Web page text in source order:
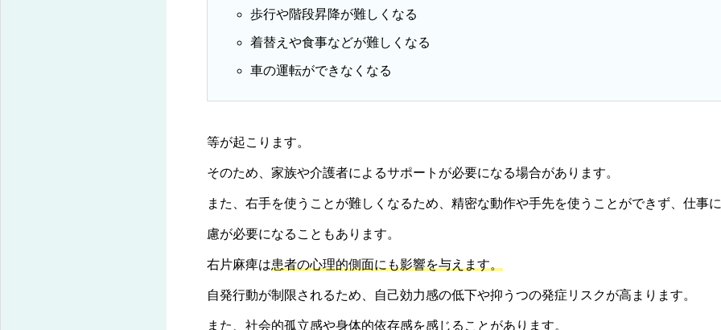
歩行や階段昇降が難しくなる
着替えや食事などが難しくなる
車の運転ができなくなる
等が起こります。
そのため、家族や介護者によるサポートが必要になる場合があります。
また、右手を使うことが難しくなるため、精密な動作や手先を使うことができず、仕事
慮が必要になることもあります。
右片麻痺は患者の心理的側面にも影響を与えます。
自発行動が制限されるため、自己効力感の低下や抑うつの発症リスクが高まります。
また、社会的孤立感や身体的依存感を感じることがあります。